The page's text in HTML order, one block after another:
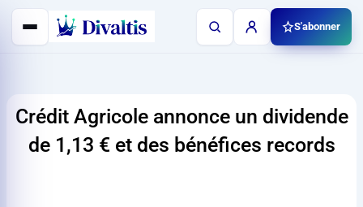
Aller
contenu
S'abonner
Crédit Agricole annonce un dividende
de 1,13 € et des bénéfices records